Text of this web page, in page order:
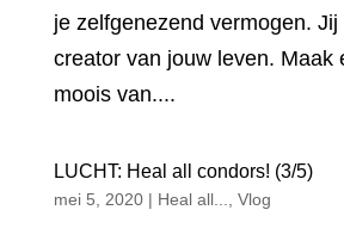
je zelfgenezend vermogen. Jij
creator van jouw leven. Maak
moois van....
LUCHT: Heal all condors! (3/5)
mei 5, 2020| Heal all... Vlog